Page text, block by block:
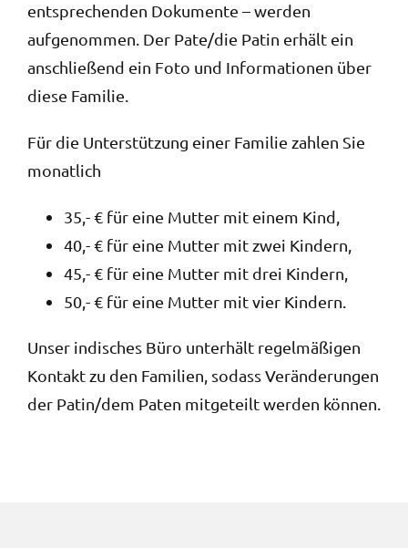
entsprechenden Dokumente – werden
aufgenommen. Der Pate/die Patin erhält ein
anschließend ein Foto und Informationen über
diese Familie.
Für die Unterstützung einer Familie zahlen Sie
monatlich
35,- € für eine Mutter mit einem Kind,
40,- € für eine Mutter mit zwei Kindern,
45,- € für eine Mutter mit drei Kindern,
50,- € für eine Mutter mit vier Kindern.
Unser indisches Büro unterhält regelmäßigen
Kontakt zu den Familien, sodass Veränderungen
der Patin/dem Paten mitgeteilt werden können.